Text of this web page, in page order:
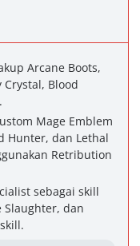
Arcane Boots,
Crystal, Blood
Mage Emblem
Hunter, dan Lethal
Retribution
sebagai skill
Slaughter, dan